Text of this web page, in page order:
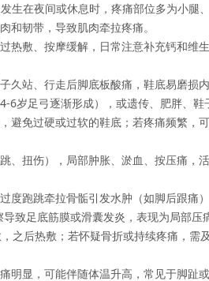
生在夜间或休息时，疼痛部位多为小
和韧带，导致肌肉牵拉疼痛。
热敷、按摩缓解，日常注意补充钙和维
久站、行走后脚底板酸痛，鞋底易磨
6岁足弓逐渐形成），或遗传、肥胖、
避免过硬或过软的鞋底；若疼痛频繁，
、扭伤），局部肿胀、淤血、按压痛
度跑跳牵拉骨骺引发水肿（如脚后跟痛
致足底筋膜或滑囊发炎，表现为局部
之后热敷；若怀疑骨折或持续疼痛，需
明显，可能伴随体温升高，常见于脚